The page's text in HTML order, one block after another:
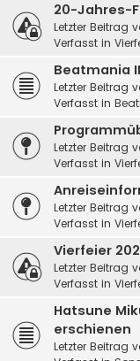
20-Jahres-
Letzter Beitrag
Verfasst in
Beatmania
Letzter Beitrag
Verfasst in
Letzter Beitrag
Verfasst in
Letzter Beitrag
Verfasst in
Vierfeier
Letzter Beitrag
Verfasst in
Hatsune
erschienen
Letzter Beitrag